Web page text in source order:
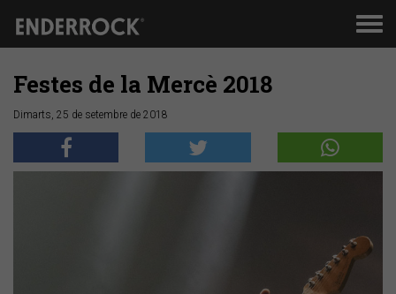
Festes de la Mercè 2018
Dimarts, 25 de setembre de 2018
Anterior